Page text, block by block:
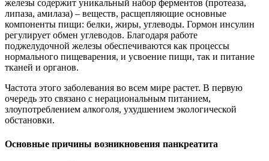
железы содержит уникальный набор ферментов (протеаза,
липаза, амилаза) – веществ, расщепляющие основные
компоненты пищи: белки, жиры, углеводы. Гормон инсулин
регулирует обмен углеводов. Благодаря работе
поджелудочной железы обеспечиваются как процессы
нормального пищеварения, и усвоение пищи, так и питание
тканей и органов.
Частота этого заболевания во всем мире растет. В первую
очередь это связано с нерациональным питанием,
злоупотреблением алкоголя, ухудшением экологической
обстановки.
Основные причины возникновения панкреатита